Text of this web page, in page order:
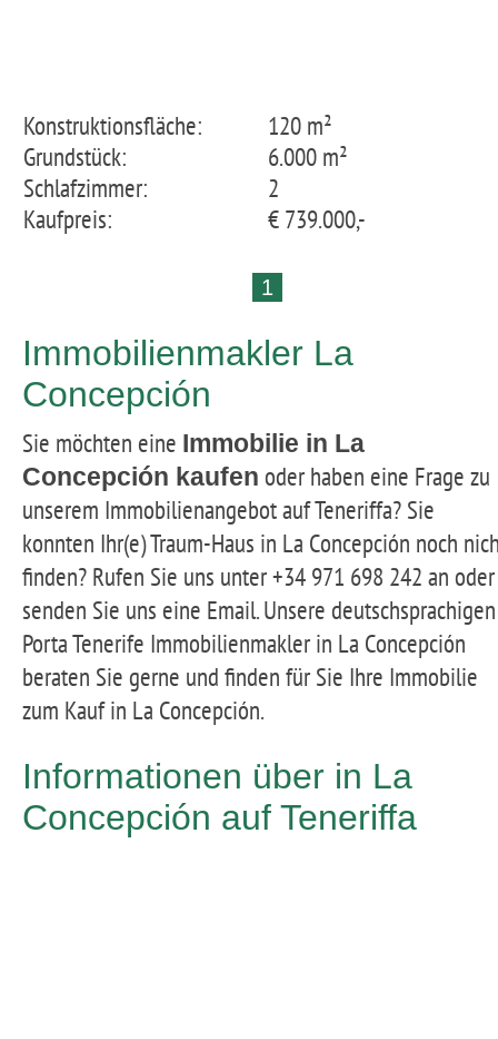
Konstruktionsfläche:
120 m²
Grundstück:
6.000 m²
Schlafzimmer:
2
Kaufpreis:
€ 739.000,-
1
Immobilienmakler La
Concepción
Sie möchten eine Immobilie in La
Concepción kaufen oder haben eine Frage zu
unserem Immobilienangebot auf Teneriffa? Sie
konnten Ihr(e) Traum-Haus in La Concepción noch
finden? Rufen Sie uns unter +34 971 698 242 an oder
senden Sie uns eine Email. Unsere deutschsprachigen
Porta Tenerife Immobilienmakler in La Concepción
beraten Sie gerne und finden für Sie Ihre Immobilie
zum Kauf in La Concepción.
Informationen über in La
Concepción auf Teneriffa